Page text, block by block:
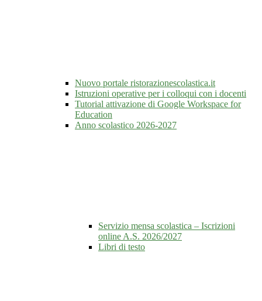
Nuovo portale ristorazionescolastica.it
Istruzioni operative per i colloqui con i docenti
Tutorial attivazione di Google Workspace for
Education
Anno scolastico 2026-2027
Servizio mensa scolastica – Iscrizioni
online A.S. 2026/2027
Libri di testo